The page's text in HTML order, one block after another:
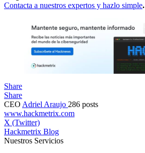
Contacta a nuestros expertos y hazlo simple.
Share
Share
CEO Adriel Araujo 286 posts
www.hackmetrix.com
X (Twitter)
Hackmetrix Blog
Nuestros Servicios